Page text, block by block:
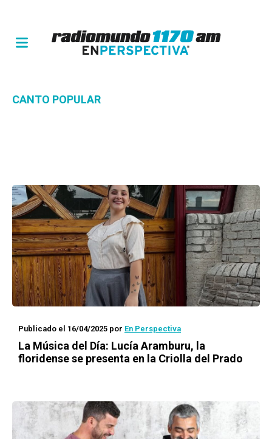
CANTO POPULAR
Publicado el 16/04/2025 por En Perspectiva
La Música del Día: Lucía Aramburu, la
floridense se presenta en la Criolla del Prado